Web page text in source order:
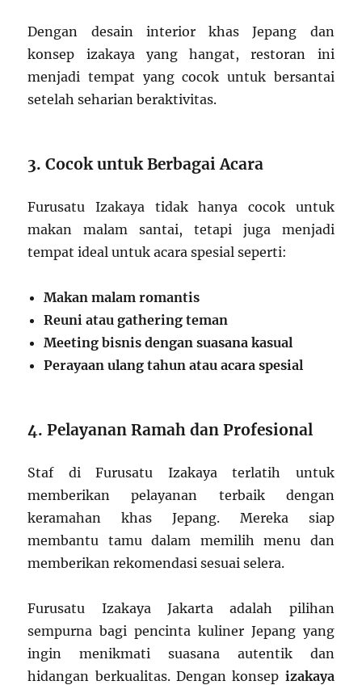
Dengan desain interior khas Jepang dan
konsep izakaya yang hangat, restoran ini
menjadi tempat yang cocok untuk bersantai
setelah seharian beraktivitas.
3. Cocok untuk Berbagai Acara
Furusatu Izakaya tidak hanya cocok untuk
makan malam santai, tetapi juga menjadi
tempat ideal untuk acara spesial seperti:
Makan malam romantis
Reuni atau gathering teman
Meeting bisnis dengan suasana kasual
Perayaan ulang tahun atau acara spesial
4. Pelayanan Ramah dan Profesional
Staf di Furusatu Izakaya terlatih untuk
memberikan pelayanan terbaik dengan
keramahan khas Jepang. Mereka siap
membantu tamu dalam memilih menu dan
memberikan rekomendasi sesuai selera.
Furusatu Izakaya Jakarta adalah pilihan
sempurna bagi pencinta kuliner Jepang yang
ingin menikmati suasana autentik dan
hidangan berkualitas. Dengan konsep izakaya